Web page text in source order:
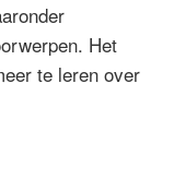
Het
te leren over